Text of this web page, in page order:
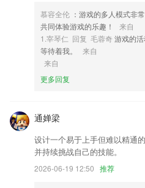
5,i知否app讯飞ai学app讯飞有声最新
输入法app放心课最新版语记app讯飞
米定制版讯飞输入法讯飞输入法一加
app官方版讯飞输入法魅族定制版讯
文档ios版酷音铃声苹果版讯飞麦克风
端讯飞文档mac客户端
3分快乐8app下载软件优势
1.【图背单词】一词配一图，建立单
记忆效果提高7倍
2.软件将课程和丰富有趣的游戏巧妙
慕容全伦 ：游戏的多人模式非
共同体验游戏的乐趣！
来自
1.宰琴仁 回复 毛蓉奇游戏的
等待着我。
来自
来自
更多回复
通婵梁
设计一个易于上手但难以精通
并持续挑战自己的技能。
2026-06-19 12:50 推荐